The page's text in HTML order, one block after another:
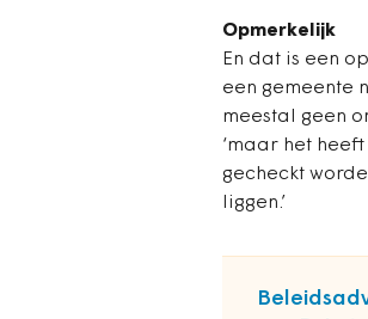
Opmerkelijk
En dat is een
een gemeente
meestal geen
‘maar het
gecheckt
liggen.’